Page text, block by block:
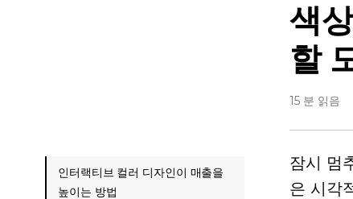
색
할
15 분 읽음
잠시 멈
은 시각
인터랙티브 컬러 디자인이 매출을
높이는 방법